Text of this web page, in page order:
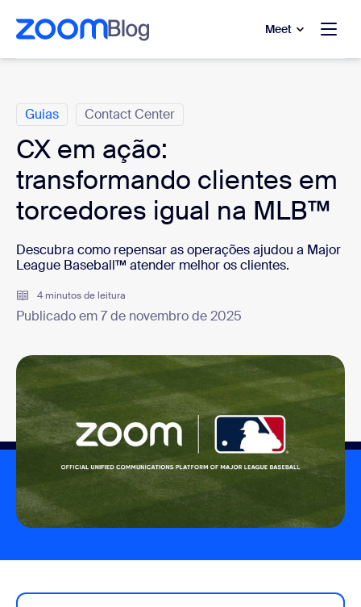
principal
chat de ajuda
Meet
Guias Contact Center
CX em ação:
transformando clientes em
torcedores igual na MLB™
Descubra como repensar as operações ajudou a Major
League Baseball™ atender melhor os clientes.
4 minutos de leitura
Publicado em 7 de novembro de 2025